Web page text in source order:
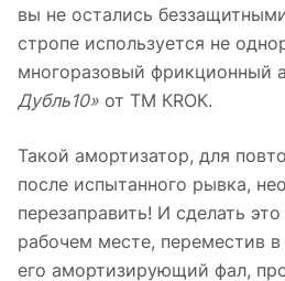
вы не остались
стропе используется не
многоразовый фрикционный
Дубль10» от ТМ КRОК.
Такой амортизатор, для
после испытанного рывка,
перезаправить! И сделать
рабочем месте, переместив
его амортизирующий фал,